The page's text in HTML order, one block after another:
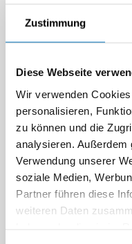
Zustimmung
Diese Webseite
Wir verwenden
personalisieren,
zu können und die
analysieren. Außerdem
Verwendung unserer
soziale Medien,
Partner führen diese
weiteren Daten
«Gerade jetzt braucht
Vertrauen in unsere
Kampagne zum
Erfolgsmodell Schweiz
Die Wirtschaftsverbände
zeigen mit einer neuen
Kampagne emotional auf,
was unser Land stark
…
Beitrag | 22.05.2025